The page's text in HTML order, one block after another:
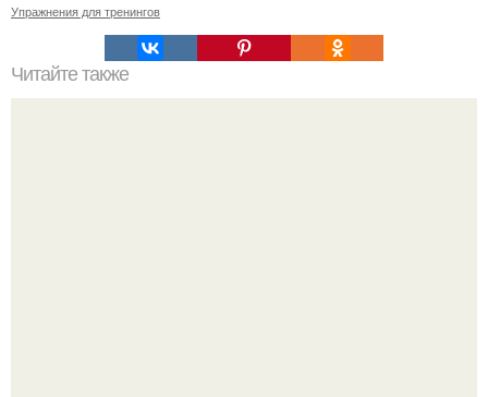
Упражнения для тренингов
Читайте также